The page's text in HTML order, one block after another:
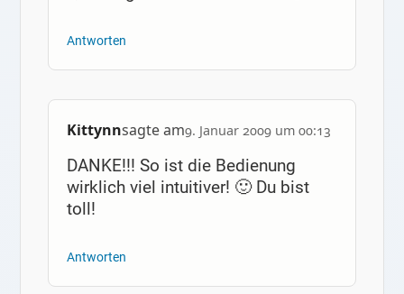
Antworten
Kittynnsagte am9. Januar 2009 um 00:13
DANKE!!! So ist die Bedienung
wirklich viel intuitiver! 🙂 Du bist
toll!
Antworten